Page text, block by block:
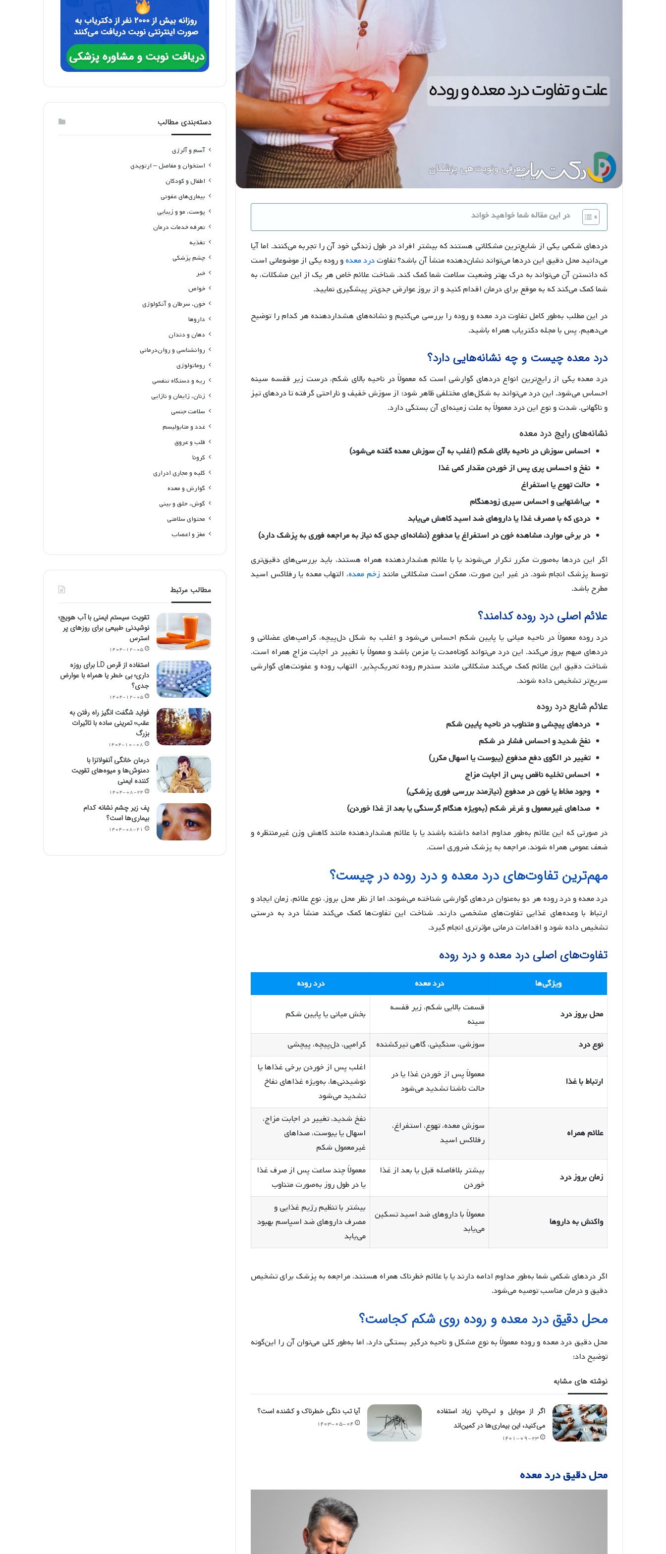
در این مقاله شما خواهید خواند
دردهای شکمی یکی از شایع‌ترین مشکلاتی هستند که بیشتر افراد در طول زندگی خود آن را تجربه می‌کنند. اما آیا
می‌دانید محل دقیق این دردها می‌تواند نشان‌دهنده منشأ آن باشد؟ تفاوتدرد معدهو روده یکی از موضوعاتی است
که دانستن آن می‌تواند به درک بهتر وضعیت سلامت شما کمک کند. شناخت علائم خاص هر یک از این مشکلات، به
شما کمک می‌کند که به موقع برای درمان اقدام کنید و از بروز عوارض جدی‌تر پیشگیری نمایید.
در این مطلب به‌طور کامل تفاوت درد معده و روده را بررسی می‌کنیم و نشانه‌های هشداردهنده هر کدام را توضیح
می‌دهیم. پس با مجله دکتریاب همراه باشید.
درد معده چیست و چه نشانه‌هایی دارد؟
درد معده یکی از رایج‌ترین انواع دردهای گوارشی است که معمولاً در ناحیه بالای شکم، درست زیر قفسه سینه
احساس می‌شود. این درد می‌تواند به شکل‌های مختلفی ظاهر شود؛ از سوزش خفیف و ناراحتی گرفته تا دردهای تیز
و ناگهانی. شدت و نوع این درد معمولاً به علت زمینه‌ای آن بستگی دارد.
نشانه‌های رایج درد معده
احساس سوزش در ناحیه بالای شکم (اغلب به آن سوزش معده گفته می‌شود)
نفخ و احساس پری پس از خوردن مقدار کمی غذا
حالت تهوع یا استفراغ
بی‌اشتهایی و احساس سیری زودهنگام
دردی که با مصرف غذا یا داروهای ضد اسید کاهش می‌یابد
در برخی موارد، مشاهده خون در استفراغ یا مدفوع (نشانه‌ای جدی که نیاز به مراجعه فوری به پزشک دارد)
اگر این دردها به‌صورت مکرر تکرار می‌شوند یا با علائم هشداردهنده همراه هستند، باید بررسی‌های دقیق‌تری
توسط پزشک انجام شود. در غیر این صورت، ممکن است مشکلاتی مانند زخم معده، التهاب معده یا رفلاکس اسید
مطرح باشد.
علائم اصلی درد روده کدامند؟
درد روده معمولاً در ناحیه میانی یا پایین شکم احساس می‌شود و اغلب به شکل دل‌پیچه، کرامپ‌های عضلانی و
دردهای مبهم بروز می‌کند. این درد می‌تواند کوتاه‌مدت یا مزمن باشد و معمولاً با تغییر در اجابت مزاج همراه است.
شناخت دقیق این علائم کمک می‌کند مشکلاتی مانند سندرم روده تحریک‌پذیر، التهاب روده و عفونت‌های گوارشی
سریع‌تر تشخیص داده شوند.
علائم شایع درد روده
دردهای پیچشی و متناوب در ناحیه پایین شکم
نفخ شدید و احساس فشار در شکم
تغییر در الگوی دفع مدفوع (یبوست یا اسهال مکرر)
احساس تخلیه ناقص پس از اجابت مزاج
وجود مخاط یا خون در مدفوع (نیازمند بررسی فوری پزشکی)
صداهای غیرمعمول و غرغر شکم (به‌ویژه هنگام گرسنگی یا بعد از غذا خوردن)
در صورتی که این علائم به‌طور مداوم ادامه داشته باشند یا با علائم هشداردهنده مانند کاهش وزن غیرمنتظره و
ضعف عمومی همراه شوند، مراجعه به پزشک ضروری است.
مهم‌ترین تفاوت‌های درد معده و درد روده در چیست؟
درد معده و درد روده هر دو به‌عنوان دردهای گوارشی شناخته می‌شوند، اما از نظر محل بروز، نوع علائم، زمان ایجاد و
ارتباط با وعده‌های غذایی تفاوت‌های مشخصی دارند. شناخت این تفاوت‌ها کمک می‌کند منشأ درد به درستی
تشخیص داده شود و اقدامات درمانی مؤثرتری انجام گیرد.
تفاوت‌های اصلی درد معده و درد روده
ویژگی‌ها درد معده درد روده
محل بروز درد
قسمت بالایی شکم، زیر قفسه
سینه
بخش میانی یا پایین شکم
نوع درد سوزشی، سنگینی، گاهی تیرکشنده کرامپی، دل‌پیچه، پیچشی
ارتباط با غذا
معمولاً پس از خوردن غذا یا در
حالت ناشتا تشدید می‌شود
اغلب پس از خوردن برخی غذاها یا
نوشیدنی‌ها، به‌ویژه غذاهای نفاخ
تشدید می‌شود
علائم همراه
سوزش معده، تهوع، استفراغ،
رفلاکس اسید
نفخ شدید، تغییر در اجابت مزاج،
اسهال یا یبوست، صداهای
غیرمعمول شکم
زمان بروز درد
بیشتر بلافاصله قبل یا بعد از غذا
خوردن
معمولاً چند ساعت پس از صرف غذا
یا در طول روز به‌صورت متناوب
واکنش به داروها
معمولاً با داروهای ضد اسید تسکین
می‌یابد
بیشتر با تنظیم رژیم غذایی و
مصرف داروهای ضد اسپاسم بهبود
می‌یابد
اگر دردهای شکمی شما به‌طور مداوم ادامه دارند یا با علائم خطرناک همراه هستند، مراجعه به پزشک برای تشخیص
دقیق و درمان مناسب توصیه می‌شود.
محل دقیق درد معده و روده روی شکم کجاست؟
محل دقیق درد معده و روده معمولاً به نوع مشکل و ناحیه درگیر بستگی دارد، اما به‌طور کلی می‌توان آن را این‌گونه
توضیح داد:
نوشته های مشابه
اگر از موبایل و لپ‌تاپ زیاد استفاده
می‌کنید، این بیماری‌ها در کمین‌اند
۱۴۰۱-۰۹-۲۳
آیا تب دنگی خطرناک و کشنده است؟
۱۴۰۳-۰۵-۰۴
محل دقیق درد معده
دسته‌بندی مطالب
آسم و آلرژی
استخوان و مفاصل – ارتوپدی
اطفال و کودکان
بیماری‌های عفونی
پوست، مو و زیبایی
تعرفه خدمات درمان
تغذیه
چشم پزشکی
خبر
خواص
خون، سرطان و آنکولوژی
داروها
دهان و دندان
روانشناسی و روان‌درمانی
روماتولوژی
ریه و دستگاه تنفسی
زنان، زایمان و نازایی
سلامت جنسی
غدد و متابولیسم
قلب و عروق
کرونا
کلیه و مجاری ادراری
گوارش و معده
گوش، حلق و بینی
محتوای سلامتی
مغز و اعصاب
مطالب مرتبط
تقویت سیستم ایمنی با آب هویج؛
نوشیدنی طبیعی برای روزهای پر
استرس
۱۴۰۴-۱۲-۰۵
استفاده از قرص LD برای روزه
داری؛ بی خطر یا همراه با عوارض
جدی؟
۱۴۰۴-۱۲-۰۵
فواید شگفت انگیز راه رفتن به
عقب؛ تمرینی ساده با تاثیرات
بزرگ
۱۴۰۴-۱۰-۰۸
درمان خانگی آنفولانزا با
دمنوش‌ها و میوه‌های تقویت
کننده ایمنی
۱۴۰۴-۰۸-۲۴
پف زیر چشم نشانه کدام
بیماری‌ها است؟
۱۴۰۴-۰۸-۲۱